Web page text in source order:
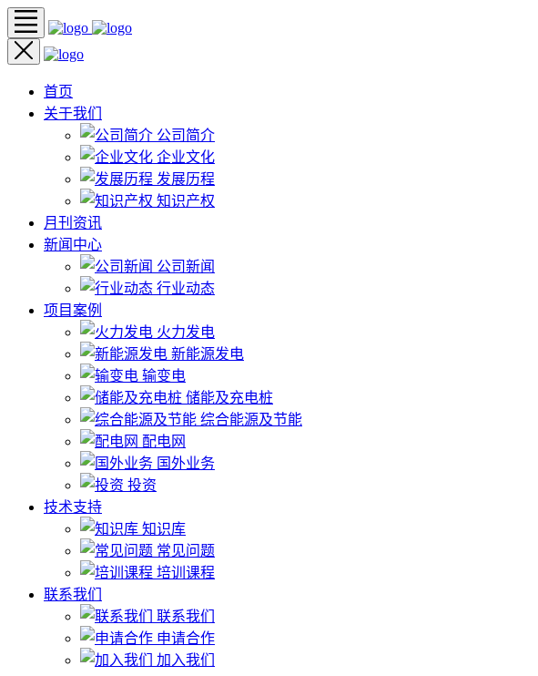
首页
关于我们
公司简介
企业文化
发展历程
知识产权
月刊资讯
新闻中心
公司新闻
行业动态
项目案例
火力发电
新能源发电
输变电
储能及充电桩
综合能源及节能
配电网
国外业务
投资
技术支持
知识库
常见问题
培训课程
联系我们
联系我们
申请合作
加入我们